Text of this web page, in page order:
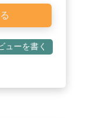
ューを書く